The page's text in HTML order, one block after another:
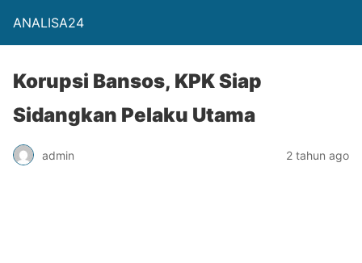
ANALISA24
Korupsi Bansos, KPK Siap
Sidangkan Pelaku Utama
admin 2 tahun ago